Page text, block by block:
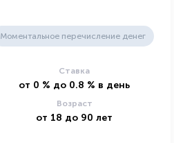
Моментальное перечисление денег
Ставка
от 0 % до 0.8 % в день
Возраст
от 18 до 90 лет